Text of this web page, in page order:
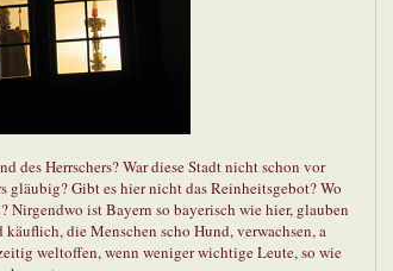
des Herrschers? War diese Stadt nicht schon vor
gläubig? Gibt es hier nicht das Reinheitsgebot? Wo
ist Bayern so bayerisch wie hier, glauben
die Menschen scho Hund, verwachsen, a
weltoffen, wenn weniger wichtige Leute, so wie